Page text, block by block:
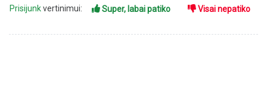
Prisijunkvertinimui: Super, labai patiko Visai nepatiko